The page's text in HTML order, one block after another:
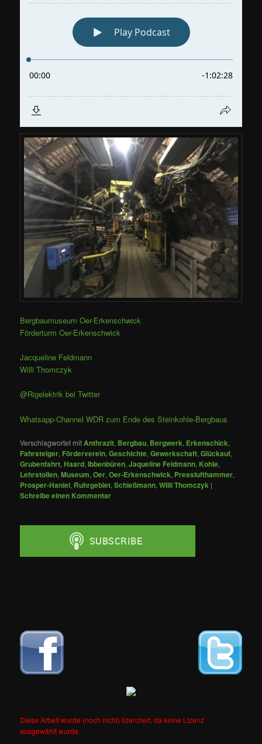
Bergbaumuseum Oer-Erkenschwick
Förderturm Oer-Erkenschwick
Jacqueline Feldmann
Willi Thomczyk
@Rigelektrik bei Twitter
Whatsapp-Channel WDR zum Ende des Steinkohle-Bergbaus
Verschlagwortet mitAnthrazit, Bergbau, Bergwerk, Erkenschick,
Fahrsteiger, Förderverein,Geschichte,Gewerkschaft,Glückauf,
Grubenfahrt,Haard,Ibbenbüren,Jaqueline Feldmann, Kohle,
Lehrstollen,Museum,Oer,Oer-Erkenschwick, Presslufthammer,
Prosper-Haniel, Ruhrgebiet,Schießmann,Willi Thomczyk |
Schreibe einen Kommentar
Diese Arbeit wurde (noch nicht) lizenziert, da keine Lizenz
ausgewählt wurde.